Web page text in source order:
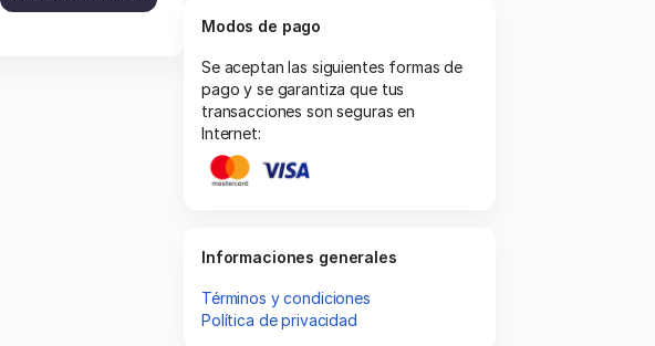
Modos de pago
Se aceptan las siguientes formas de
pago y se garantiza que tus
transacciones son seguras en
Internet:
Informaciones generales
Términos y condiciones
Política de privacidad